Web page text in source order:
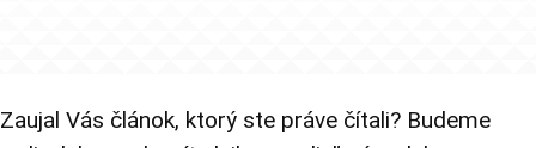
Zaujal Vás článok, ktorý ste práve čítali? Budeme